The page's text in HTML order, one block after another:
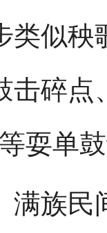
类似秧
击碎点
耍单
民间